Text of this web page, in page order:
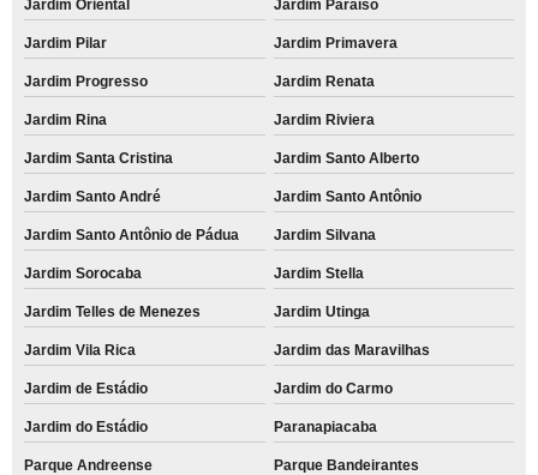
Jardim Oriental Jardim Paraíso
Jardim Pilar Jardim Primavera
Jardim Progresso Jardim Renata
Jardim Rina Jardim Riviera
Jardim Santa Cristina Jardim Santo Alberto
Jardim Santo André Jardim Santo Antônio
Jardim Santo Antônio de Pádua Jardim Silvana
Jardim Sorocaba Jardim Stella
Jardim Telles de Menezes Jardim Utinga
Jardim Vila Rica Jardim das Maravilhas
Jardim de Estádio Jardim do Carmo
Jardim do Estádio Paranapiacaba
Parque Andreense Parque Bandeirantes